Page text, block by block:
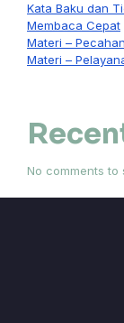
Kata Baku dan
Membaca Cepat
Materi –
Materi –
No comments to